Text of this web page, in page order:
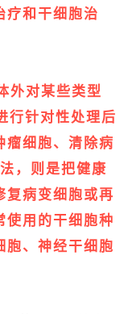
疗和干细胞治
外对某些类型
行针对性处理后
瘤细胞、清除病
，则是把健康
复病变细胞或再
使用的干细胞种
胞、神经干细胞